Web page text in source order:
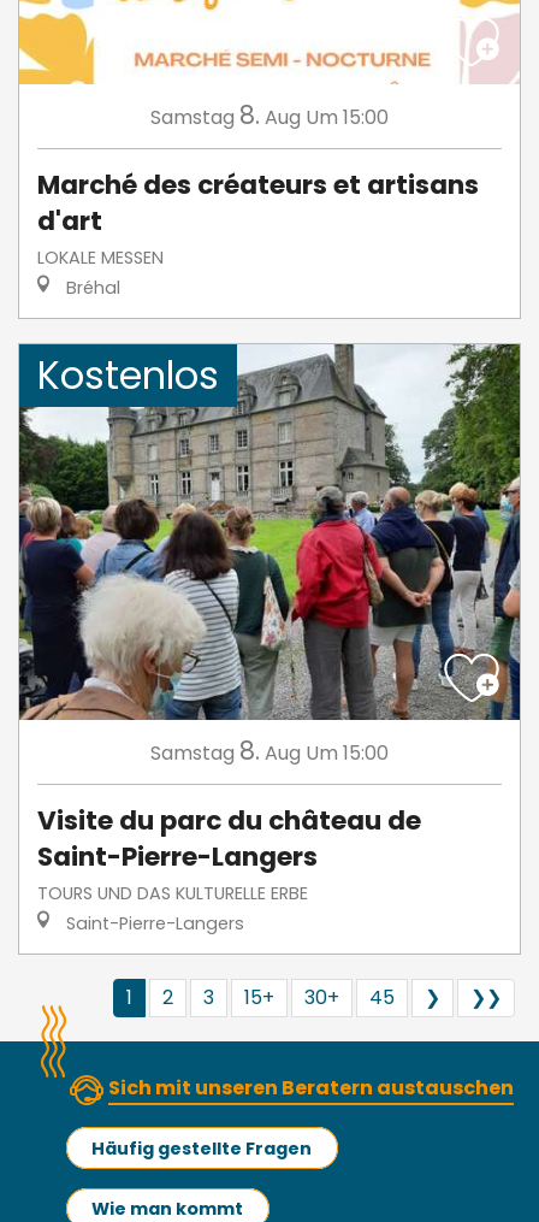
Samstag 8. Aug Um 15:00
Marché des créateurs et artisans
d'art
LOKALE MESSEN
Bréhal
Kostenlos
Samstag 8. Aug Um 15:00
Visite du parc du château de
Saint-Pierre-Langers
TOURS UND DAS KULTURELLE ERBE
Saint-Pierre-Langers
1 2 3 15+ 30+ 45 ❯ ❯❯
Sich mit unseren Beratern austauschen
Häufig gestellte Fragen
Wie man kommt